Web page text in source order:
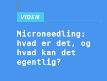
VIDEN
Microneedling:
hvad er det, og
hvad kan det
egentlig?